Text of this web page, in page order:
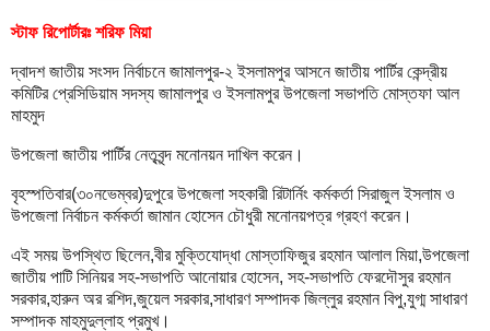
স্টাফ রিপোর্টারঃ শরিফ মিয়া
দ্বাদশ জাতীয় সংসদ নির্বাচনে জামালপুর-২ ইসলামপুর আসনে জাতীয় পার্টির কেন্দ্রীয়
কমিটির প্রেসিডিয়াম সদস্য জামালপুর ও ইসলামপুর উপজেলা সভাপতি মোস্তফা আল
মাহমুদ
উপজেলা জাতীয় পার্টির নেতৃবৃন্দ মনোনয়ন দাখিল করেন।
বৃহস্পতিবার(৩০নভেম্বর)দুপুরে উপজেলা সহকারী রিটার্নিং কর্মকর্তা সিরাজুল ইসলাম ও
উপজেলা নির্বাচন কর্মকর্তা জামান হোসেন চৌধুরী মনোনয়পত্র গ্রহণ করেন।
এই সময় উপস্থিত ছিলেন,বীর মুক্তিযোদ্ধা মোস্তাফিজুর রহমান আলাল মিয়া,উপজেলা
জাতীয় পাটি সিনিয়র সহ-সভাপতি আনোয়ার হোসেন, সহ-সভাপতি ফেরদৌসুর রহমান
সরকার,হারুন অর রশিদ,জুয়েল সরকার,সাধারণ সম্পাদক জিল্লুর রহমান বিপু,যুগ্ম সাধারণ
সম্পাদক মাহমুদুল্লাহ প্রমুখ।